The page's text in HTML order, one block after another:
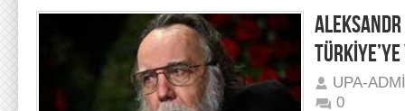
UPA-
0